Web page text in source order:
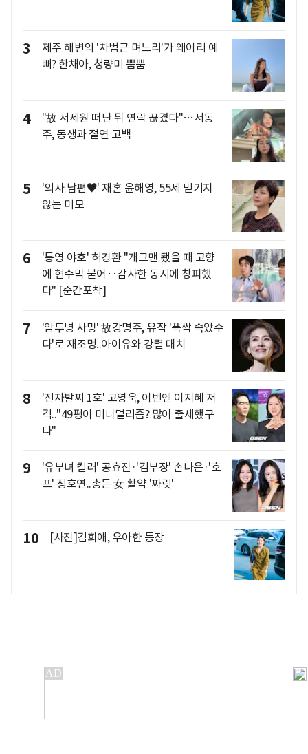
3
제주 해변의 '차범근 며느리'가 왜이리 예
뻐? 한채아, 청량미 뿜뿜
4
"故 서세원 떠난 뒤 연락 끊겼다"…서동
주, 동생과 절연 고백
5
'의사 남편♥' 재혼 윤해영, 55세 믿기지
않는 미모
6
'통영 야호' 허경환 "개그맨 됐을 때 고향
에 현수막 붙어‥감사한 동시에 창피했
다" [순간포착]
7
'암투병 사망' 故강명주, 유작 '폭싹 속았수
다'로 재조명..아이유와 강렬 대치
8
'전자발찌 1호' 고영욱, 이번엔 이지혜 저
격.."49평이 미니멀리즘? 많이 출세했구
나"
9
'유부녀 킬러' 공효진·'김부장' 손나은·'호
프' 정호연..총든 女 활약 '짜릿'
10 [사진]김희애, 우아한 등장